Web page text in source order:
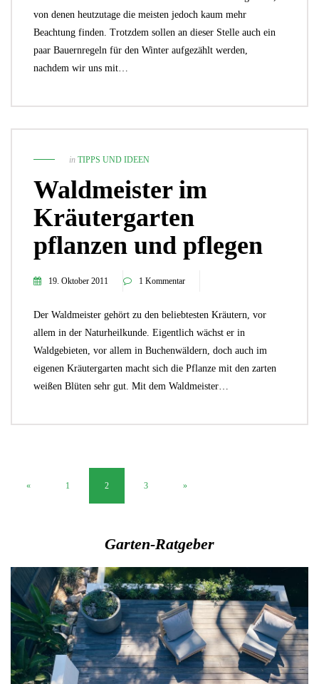
von denen heutzutage die meisten jedoch kaum mehr
Beachtung finden. Trotzdem sollen an dieser Stelle auch ein
paar Bauernregeln für den Winter aufgezählt werden,
nachdem wir uns mit…
in TIPPS UND IDEEN
Waldmeister im
Kräutergarten
pflanzen und pflegen
19. Oktober 2011 1 Kommentar
Der Waldmeister gehört zu den beliebtesten Kräutern, vor
allem in der Naturheilkunde. Eigentlich wächst er in
Waldgebieten, vor allem in Buchenwäldern, doch auch im
eigenen Kräutergarten macht sich die Pflanze mit den zarten
weißen Blüten sehr gut. Mit dem Waldmeister…
« 1 2 3 »
Garten-Ratgeber